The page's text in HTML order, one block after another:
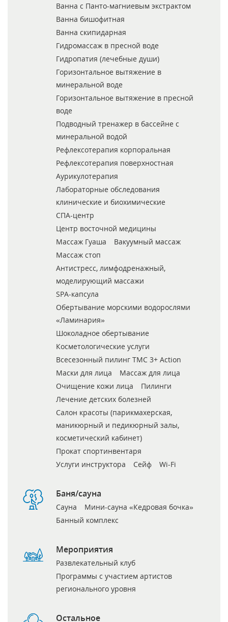
Ванна с Панто-магниевым экстрактом
Ванна бишофитная
Ванна скипидарная
Гидромассаж в пресной воде
Гидропатия (лечебные души)
Горизонтальное вытяжение в
минеральной воде
Горизонтальное вытяжение в пресной
воде
Подводный тренажер в бассейне с
минеральной водой
Рефлексотерапия корпоральная
Рефлексотерапия поверхностная
Аурикулотерапия
Лабораторные обследования
клинические и биохимические
СПА-центр
Центр восточной медицины
Массаж Гуаша
Вакуумный массаж
Массаж стоп
Антистресс, лимфодренажный,
моделирующий массажи
SPA-капсула
Обертывание морскими водорослями
«Ламинария»
Шоколадное обертывание
Косметологические услуги
Всесезонный пилинг ТМС 3+ Action
Маски для лица
Массаж для лица
Очищение кожи лица
Пилинги
Лечение детских болезней
Салон красоты (парикмахерская,
маникюрный и педикюрный залы,
косметический кабинет)
Прокат спортинвентаря
Услуги инструктора
Сейф Wi-Fi
Баня/сауна
Сауна
Мини-сауна «Кедровая бочка»
Банный комплекс
Мероприятия
Развлекательный клуб
Программы с участием артистов
регионального уровня
Остальное